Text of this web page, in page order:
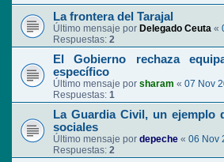
La frontera del Tarajal
Último mensaje por Delegado Ceuta «
Respuestas: 2
El Gobierno rechaza
específico
Último mensaje por sharam « 07 Nov
Respuestas: 1
La Guardia Civil, un ejemplo
sociales
Último mensaje por depeche « 06 Nov
Respuestas: 2